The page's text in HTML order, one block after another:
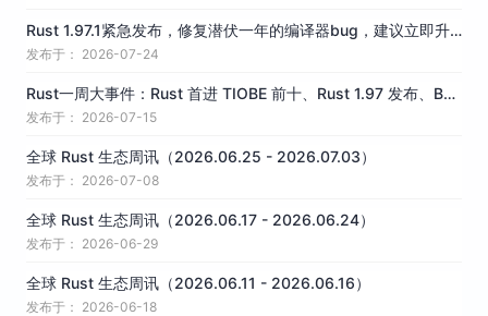
Rust 1.97.1紧急发布，修复潜伏一年的编译器bug，建议立即升
级 | Rust一周要闻 | 全球Rust生态周讯 (2026.07.13 -
发布于： 2026-07-24
Rust一周大事件：Rust 首进 TIOBE 前十、Rust 1.97 发布、Bun
用 Rust 重写 | 全球 Rust 生态周讯（2026.07.04 ~
发布于： 2026-07-15
全球 Rust 生态周讯（2026.06.25 - 2026.07.03）
发布于： 2026-07-08
全球 Rust 生态周讯（2026.06.17 - 2026.06.24）
发布于： 2026-06-29
全球 Rust 生态周讯（2026.06.11 - 2026.06.16）
发布于： 2026-06-18